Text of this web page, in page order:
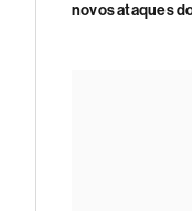
novos ataques